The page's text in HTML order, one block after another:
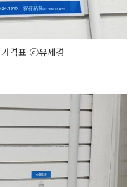
가격표 ⓒ유세경